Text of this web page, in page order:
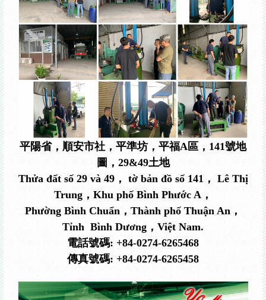
平陽省，順安市社，平準坊，平福A區，141號地
圖，29&49土地
Thửa đất số 29 và 49， tờ bản đồ số 141， Lê Thị
Trung，Khu phố Bình Phước A，
Phường Bình Chuẩn，Thành phố Thuận An，
Tỉnh Bình Dương，Việt Nam.
電話號碼: +84-0274-6265468
傳真號碼: +84-0274-6265458